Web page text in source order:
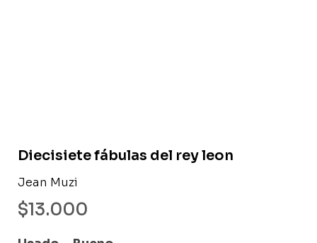
Diecisiete fábulas del rey leon
Jean Muzi
$13.000